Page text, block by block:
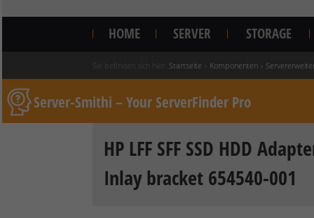
HOME SERVER STORAGE
Sie befinden sich hier: Startseite Komponenten
Server-Smithi – Your ServerFinder Pro
HP LFF SFF SSD HDD
Inlay bracket 654540-001